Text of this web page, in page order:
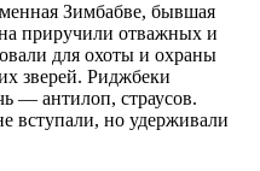
Зимбабве, бывшая
приручили отважных и
для охоты и охраны
зверей. Риджбеки
— антилоп, страусов.
вступали, но удерживали